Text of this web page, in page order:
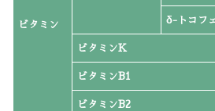
ビタミン δ-トコフ
ビタミンK
ビタミンB1
ビタミンB2